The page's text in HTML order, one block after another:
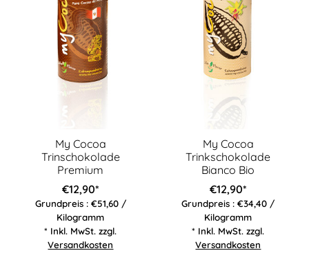
My Cocoa
Trinschokolade
Premium
€12,90*
Grundpreis : €51,60 /
Kilogramm
* Inkl. MwSt. zzgl.
Versandkosten
My Cocoa
Trinkschokolade
Bianco Bio
€12,90*
Grundpreis : €34,40 /
Kilogramm
* Inkl. MwSt. zzgl.
Versandkosten